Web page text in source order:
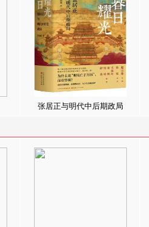
张居正与明代中后期政局